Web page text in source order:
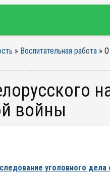
» Воспитательная работа » О
войны
уголовного дела